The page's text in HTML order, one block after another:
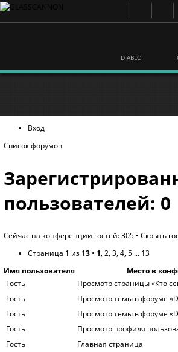
DIABLO
Вход
Список форумов
пользователей: 0
Сейчас на конференции гостей: 305 • Скрыть
Страница 1 из 13 • 1, 2, 3, 4, 5 ... 13
Имя пользователя
Место в
Гость
Просмотр страницы «Кто
Гость
Просмотр темы в форуме
Гость
Просмотр темы в форуме
Гость
Просмотр профиля
Гость
Главная страница